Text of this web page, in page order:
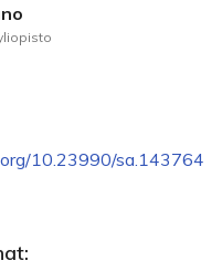
10.23990/sa.143764